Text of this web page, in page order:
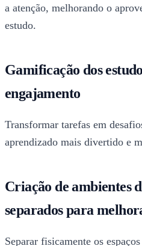
a atenção, melhorando o
estudo.
Gamificação dos
engajamento
Transformar tarefas em
aprendizado mais divertido e
Criação de ambientes
separados para
Separar fisicamente os